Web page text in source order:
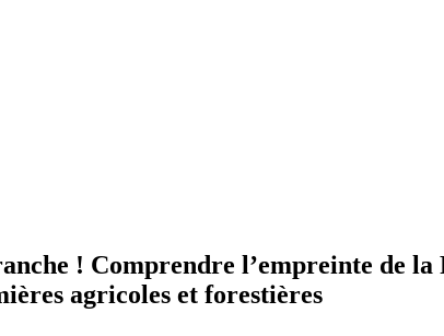
! Comprendre l’empreinte de la
agricoles et forestières